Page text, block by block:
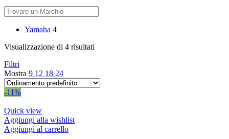
Yamaha 4
Visualizzazione di 4 risultati
Filtri
Mostra 9 12 18 24
-11%
Quick view
Aggiungi alla wishlist
Aggiungi al carrello